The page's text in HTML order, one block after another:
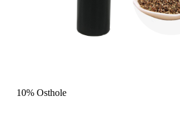
10% Osthole